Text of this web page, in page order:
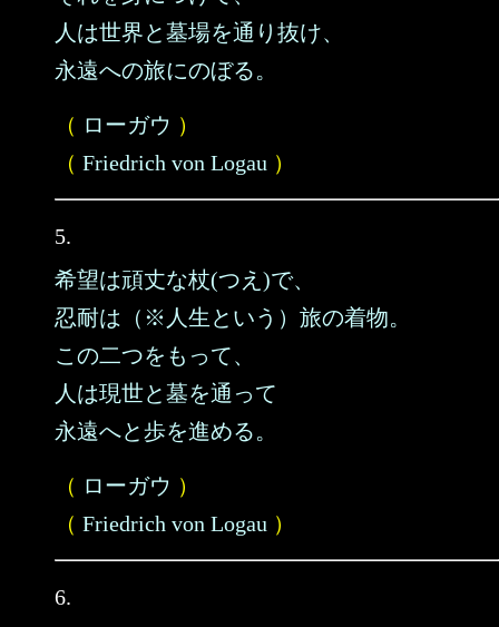
人は世界と墓場を通り抜け、
永遠への旅にのぼる。
（ ローガウ ）
（ Friedrich von Logau ）
5.
希望は頑丈な杖(つえ)で、
忍耐は（※人生という）旅の着物。
この二つをもって、
人は現世と墓を通って
永遠へと歩を進める。
（ ローガウ ）
（ Friedrich von Logau ）
6.